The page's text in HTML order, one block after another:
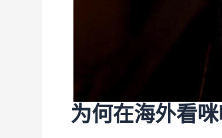
为何在海外看咪